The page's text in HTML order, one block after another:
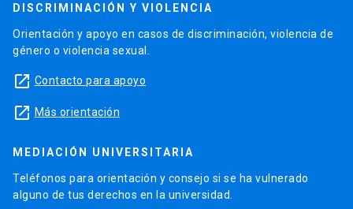
DISCRIMINACIÓN Y VIOLENCIA
Orientación y apoyo en casos de discriminación, violencia de
género o violencia sexual.
launch Contacto para apoyo
launch Más orientación
MEDIACIÓN UNIVERSITARIA
Teléfonos para orientación y consejo si se ha vulnerado
alguno de tus derechos en la universidad.